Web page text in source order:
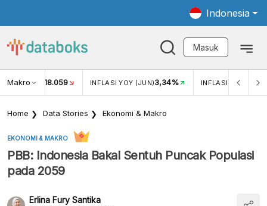
Indonesia
Masuk
Makro
USD/IDR 18.059 INFLASI YOY (JUN)3,34% INFLASI MOM
Home Data Stories Ekonomi & Makro
EKONOMI & MAKRO
PBB: Indonesia Bakal Sentuh Puncak Populasi
pada 2059
Erlina Fury Santika